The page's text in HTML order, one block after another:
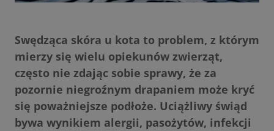
Swędząca skóra u kota to problem, z którym
mierzy się wielu opiekunów zwierząt,
często nie zdając sobie sprawy, że za
pozornie niegroźnym drapaniem może kryć
się poważniejsze podłoże. Uciążliwy świąd
bywa wynikiem alergii, pasożytów, infekcji